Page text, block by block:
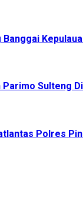
Banggai
Parimo Sulteng
Polres